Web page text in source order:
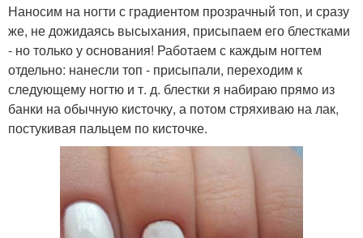
Наносим на ногти с градиентом прозрачный топ, и сразу
же, не дожидаясь высыхания, присыпаем его блестками
- но только у основания! Работаем с каждым ногтем
отдельно: нанесли топ - присыпали, переходим к
следующему ногтю и т. д. блестки я набираю прямо из
банки на обычную кисточку, а потом стряхиваю на лак,
постукивая пальцем по кисточке.